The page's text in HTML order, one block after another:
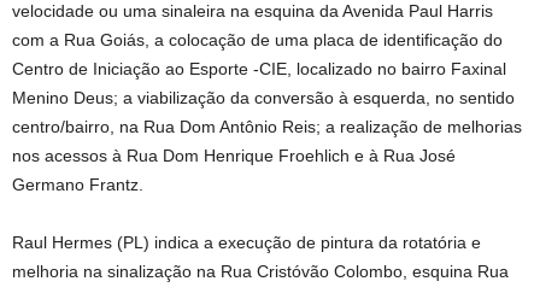
velocidade ou uma sinaleira na esquina da Avenida Paul Harris
com a Rua Goiás, a colocação de uma placa de identificação do
Centro de Iniciação ao Esporte -CIE, localizado no bairro Faxinal
Menino Deus; a viabilização da conversão à esquerda, no sentido
centro/bairro, na Rua Dom Antônio Reis; a realização de melhorias
nos acessos à Rua Dom Henrique Froehlich e à Rua José
Germano Frantz.
Raul Hermes (PL) indica a execução de pintura da rotatória e
melhoria na sinalização na Rua Cristóvão Colombo, esquina Rua